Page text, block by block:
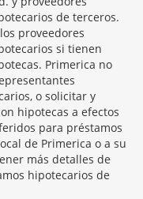
de terceros.
proveedores
si tienen
Primerica no
o solicitar y
hipotecas a efectos
para préstamos
de Primerica o a su
más detalles de
hipotecarios de